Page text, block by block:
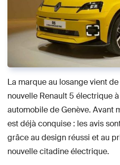
La marque au losange vient de
nouvelle Renault 5 électrique
automobile de Genève. Avant
est déjà conquise : les avis
grâce au design réussi et au
nouvelle citadine électrique.